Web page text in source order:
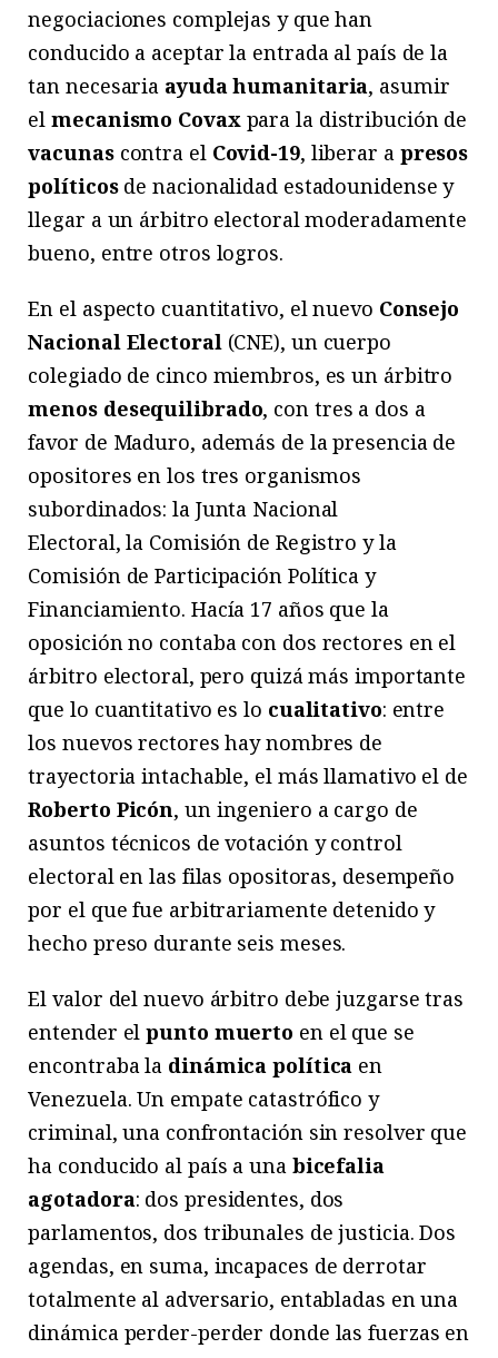
negociaciones complejas y que han
conducido a aceptar la entrada al país de la
tan necesaria ayuda humanitaria, asumir
elmecanismo Covax para la distribución de
vacunascontra el Covid-19, liberar a presos
políticosde nacionalidad estadounidense y
llegar a un árbitro electoral moderadamente
bueno, entre otros logros.
En el aspecto cuantitativo, el nuevo Consejo
Nacional Electoral(CNE), un cuerpo
colegiado de cinco miembros, es un árbitro
menos desequilibrado, con tres a dos a
favor de Maduro, además de la presencia de
opositores en los tres organismos
subordinados: la Junta Nacional
Electoral, la Comisión de Registro y la
Comisión de Participación Política y
Financiamiento. Hacía 17 años que la
oposición no contaba con dos rectores en el
árbitro electoral, pero quizá más importante
que lo cuantitativo es lo cualitativo: entre
los nuevos rectores hay nombres de
trayectoria intachable, el más llamativo el de
Roberto Picón, un ingeniero a cargo de
asuntos técnicos de votación y control
electoral en las filas opositoras, desempeño
por el que fue arbitrariamente detenido y
hecho preso durante seis meses.
El valor del nuevo árbitro debe juzgarse tras
entender elpunto muerto en el que se
encontraba la dinámica política en
Venezuela. Un empate catastrófico y
criminal, una confrontación sin resolver que
ha conducido al país a una bicefalia
agotadora: dos presidentes, dos
parlamentos, dos tribunales de justicia. Dos
agendas, en suma, incapaces de derrotar
totalmente al adversario, entabladas en una
dinámica perder-perder donde las fuerzas en